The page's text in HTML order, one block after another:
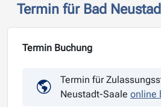
Termin für Bad
Termin Buchung
Termin für
Neustadt-Saale online